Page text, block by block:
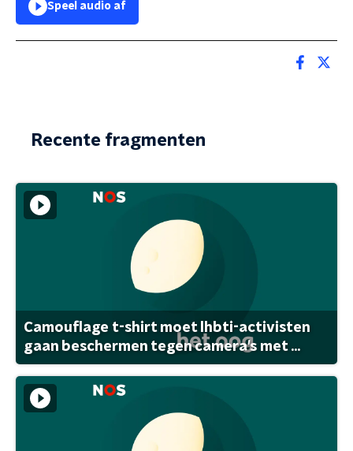
Speel audio af
Recente fragmenten
Camouflage t-shirt moet lhbti-activisten
gaan beschermen tegen camera's met ...